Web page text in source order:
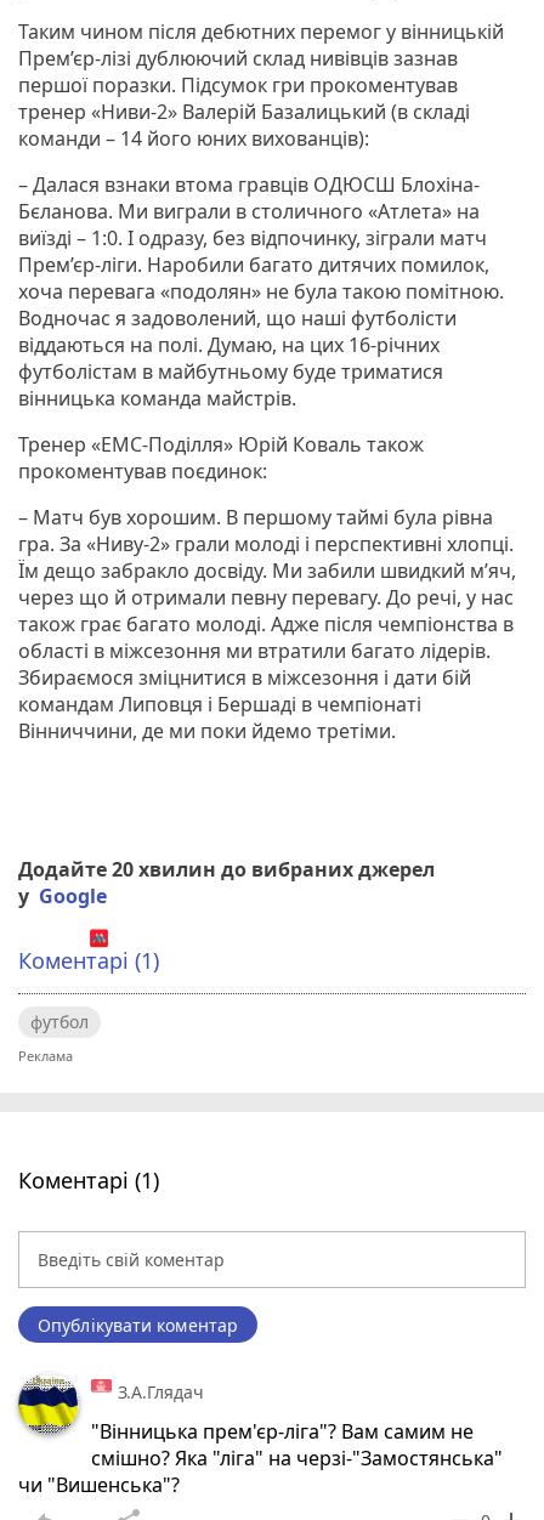
Таким чином після дебютних перемог у вінницькій
Прем’єр-лізі дублюючий склад нивівців зазнав
першої поразки. Підсумок гри прокоментував
тренер «Ниви-2» Валерій Базалицький (в складі
команди – 14 його юних вихованців):
– Далася взнаки втома гравців ОДЮСШ Блохіна-
Бєланова. Ми виграли в столичного «Атлета» на
виїзді – 1:0. І одразу, без відпочинку, зіграли матч
Прем’єр-ліги. Наробили багато дитячих помилок,
хоча перевага «подолян» не була такою помітною.
Водночас я задоволений, що наші футболісти
віддаються на полі. Думаю, на цих 16-річних
футболістам в майбутньому буде триматися
вінницька команда майстрів.
Тренер «ЕМС-Поділля» Юрій Коваль також
прокоментував поєдинок:
– Матч був хорошим. В першому таймі була рівна
гра. За «Ниву-2» грали молоді і перспективні хлопці.
Їм дещо забракло досвіду. Ми забили швидкий м’яч,
через що й отримали певну перевагу. До речі, у нас
також грає багато молоді. Адже після чемпіонства в
області в міжсезоння ми втратили багато лідерів.
Збираємося зміцнитися в міжсезоння і дати бій
командам Липовця і Бершаді в чемпіонаті
Вінниччини, де ми поки йдемо третіми.
Додайте 20 хвилин до вибраних джерел
у Google
Коментарі (1)
футбол
Коментарі (1)
Опублікувати коментар
З.А.Глядач
"Вінницька прем'єр-ліга"? Вам самим не
смішно? Яка "ліга" на черзі-"Замостянська"
чи "Вишенська"?